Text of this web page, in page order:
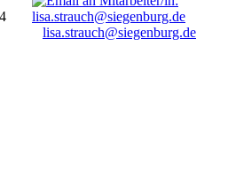
lisa.strauch@siegenburg.de